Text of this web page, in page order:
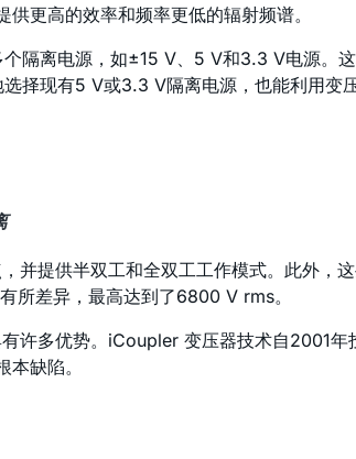
更高的效率和频率更低的辐射频谱。
隔离电源，如±15 V、5 V和3.3 V电源。
择现有5 V或3.3 V隔离电源，也能利用变
提供半双工和全双工工作模式。此外，
所差异，最高达到了6800 V rms。
许多优势。 iCoupler 变压器技术自2001年
缺陷。